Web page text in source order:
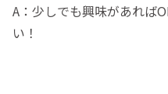
A：少しでも興味があれば
い！